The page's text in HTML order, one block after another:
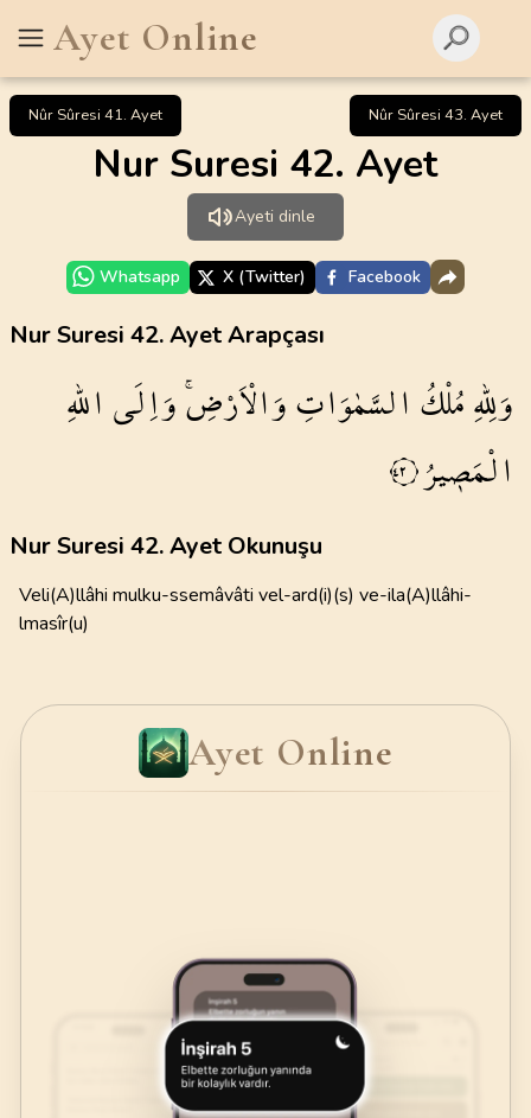
Ayet Online
Nûr Sûresi 41. Ayet Nûr Sûresi 43. Ayet
Nur Suresi 42. Ayet
Ayeti dinle
Whatsapp X (Twitter) Facebook
Nur Suresi 42. Ayet Arapçası
وَلِلّٰهِمُلْكُالسَّمٰوَاتِوَالْاَرْضِۚوَاِلَىاللّٰهِ
الْمَص۪يرُ ٤٢
Nur Suresi 42. Ayet Okunuşu
Veli(A)llâhi mulku-ssemâvâti vel-ard(i)(s) ve-ila(A)llâhi-
lmasîr(u)
Ayet Online